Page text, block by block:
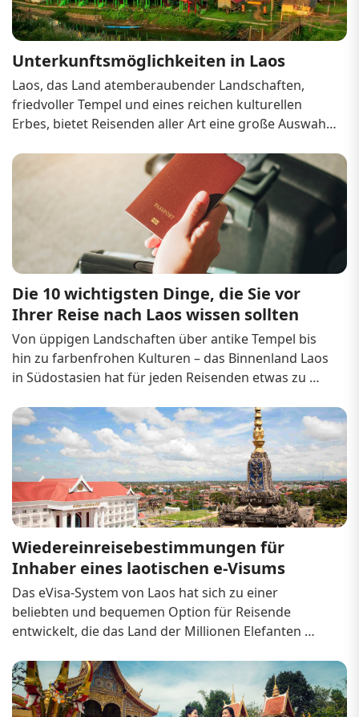
was im No...
Unterkunftsmöglichkeiten in Laos
Laos, das Land atemberaubender Landschaften,
friedvoller Tempel und eines reichen kulturellen
Erbes, bietet Reisenden aller Art eine große Auswahl
Budget, Abenteurer mit mittlerem Budget oder
Luxusurlauber – in Laos finden Sie garantiert die
Die 10 wichtigsten Dinge, die Sie vor
Ihrer Reise nach Laos wissen sollten
Von üppigen Landschaften über antike Tempel bis
hin zu farbenfrohen Kulturen – das Binnenland Laos
in Südostasien hat für jeden Reisenden etwas zu
des Mekong suchen oder ein Abenteuer durch raue
Berge und Dörfer planen, in denen d...
Wiedereinreisebestimmungen für
Inhaber eines laotischen e-Visums
Das eVisa-System von Laos hat sich zu einer
beliebten und bequemen Option für Reisende
entwickelt, die das Land der Millionen Elefanten
plant oder während seiner Reise mehr als einmal
nach Laos einreist, sollte die
Wiedereinreisebestimmungen für eVis...